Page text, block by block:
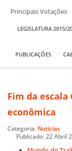
Principais Votações
LEGISLATURA 2015/
PUBLICAÇÕES
Fim da
econômica
Categoria: Notícias
Publicado: 22 Abril